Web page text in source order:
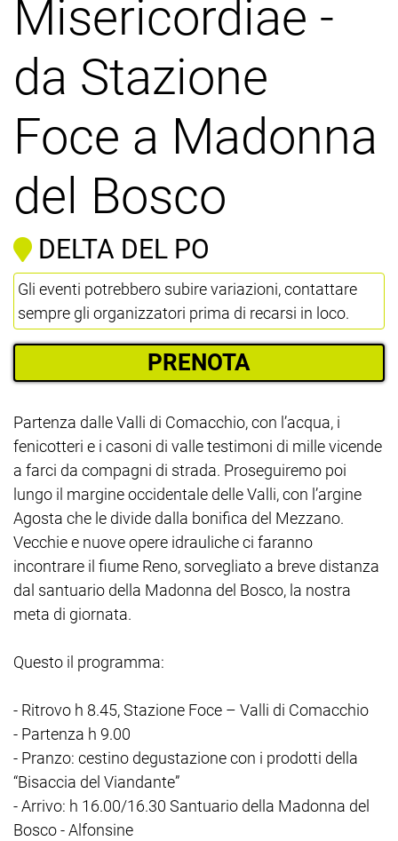
Misericordiae -
da Stazione
Foce a Madonna
del Bosco
DELTA DEL PO
Gli eventi potrebbero subire variazioni, contattare
sempre gli organizzatori prima di recarsi in loco.
PRENOTA
Partenza dalle Valli di Comacchio, con l’acqua, i
fenicotteri e i casoni di valle testimoni di mille vicende
a farci da compagni di strada. Proseguiremo poi
lungo il margine occidentale delle Valli, con l’argine
Agosta che le divide dalla bonifica del Mezzano.
Vecchie e nuove opere idrauliche ci faranno
incontrare il fiume Reno, sorvegliato a breve distanza
dal santuario della Madonna del Bosco, la nostra
meta di giornata.
Questo il programma:
- Ritrovo h 8.45, Stazione Foce – Valli di Comacchio
- Partenza h 9.00
- Pranzo: cestino degustazione con i prodotti della
“Bisaccia del Viandante”
- Arrivo: h 16.00/16.30 Santuario della Madonna del
Bosco - Alfonsine